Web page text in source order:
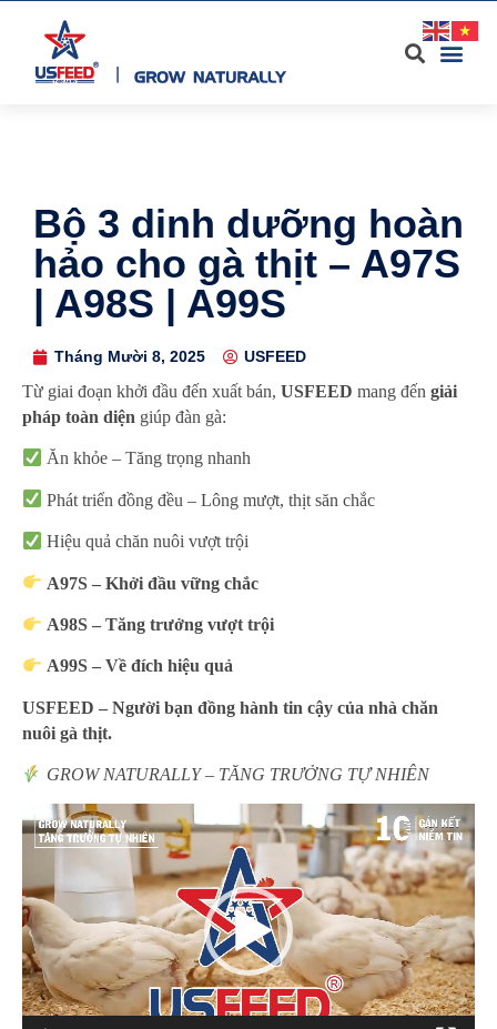
Bộ 3 dinh dưỡng hoàn
hảo cho gà thịt – A97S
| A98S | A99S
Tháng Mười 8, 2025 USFEED
Từ giai đoạn khởi đầu đến xuất bán, USFEED mang đến giải
pháp toàn diện giúp đàn gà:
Ăn khỏe – Tăng trọng nhanh
Phát triển đồng đều – Lông mượt, thịt săn chắc
Hiệu quả chăn nuôi vượt trội
A97S – Khởi đầu vững chắc
A98S – Tăng trưởng vượt trội
A99S – Về đích hiệu quả
USFEED – Người bạn đồng hành tin cậy của nhà chăn
nuôi gà thịt.
GROW NATURALLY – TĂNG TRƯỞNG TỰ NHIÊN
Trình
chơi